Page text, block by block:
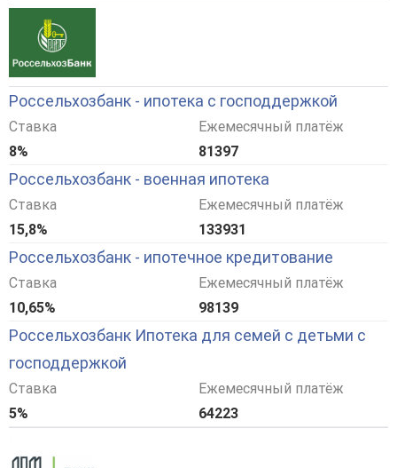
Россельхозбанк - ипотека с господдержкой
Ставка
8%
Ежемесячный платёж
81397
Россельхозбанк - военная ипотека
Ставка
15,8%
Ежемесячный платёж
133931
Россельхозбанк - ипотечное кредитование
Ставка
10,65%
Ежемесячный платёж
98139
Россельхозбанк Ипотека для семей с детьми с
господдержкой
Ставка
5%
Ежемесячный платёж
64223